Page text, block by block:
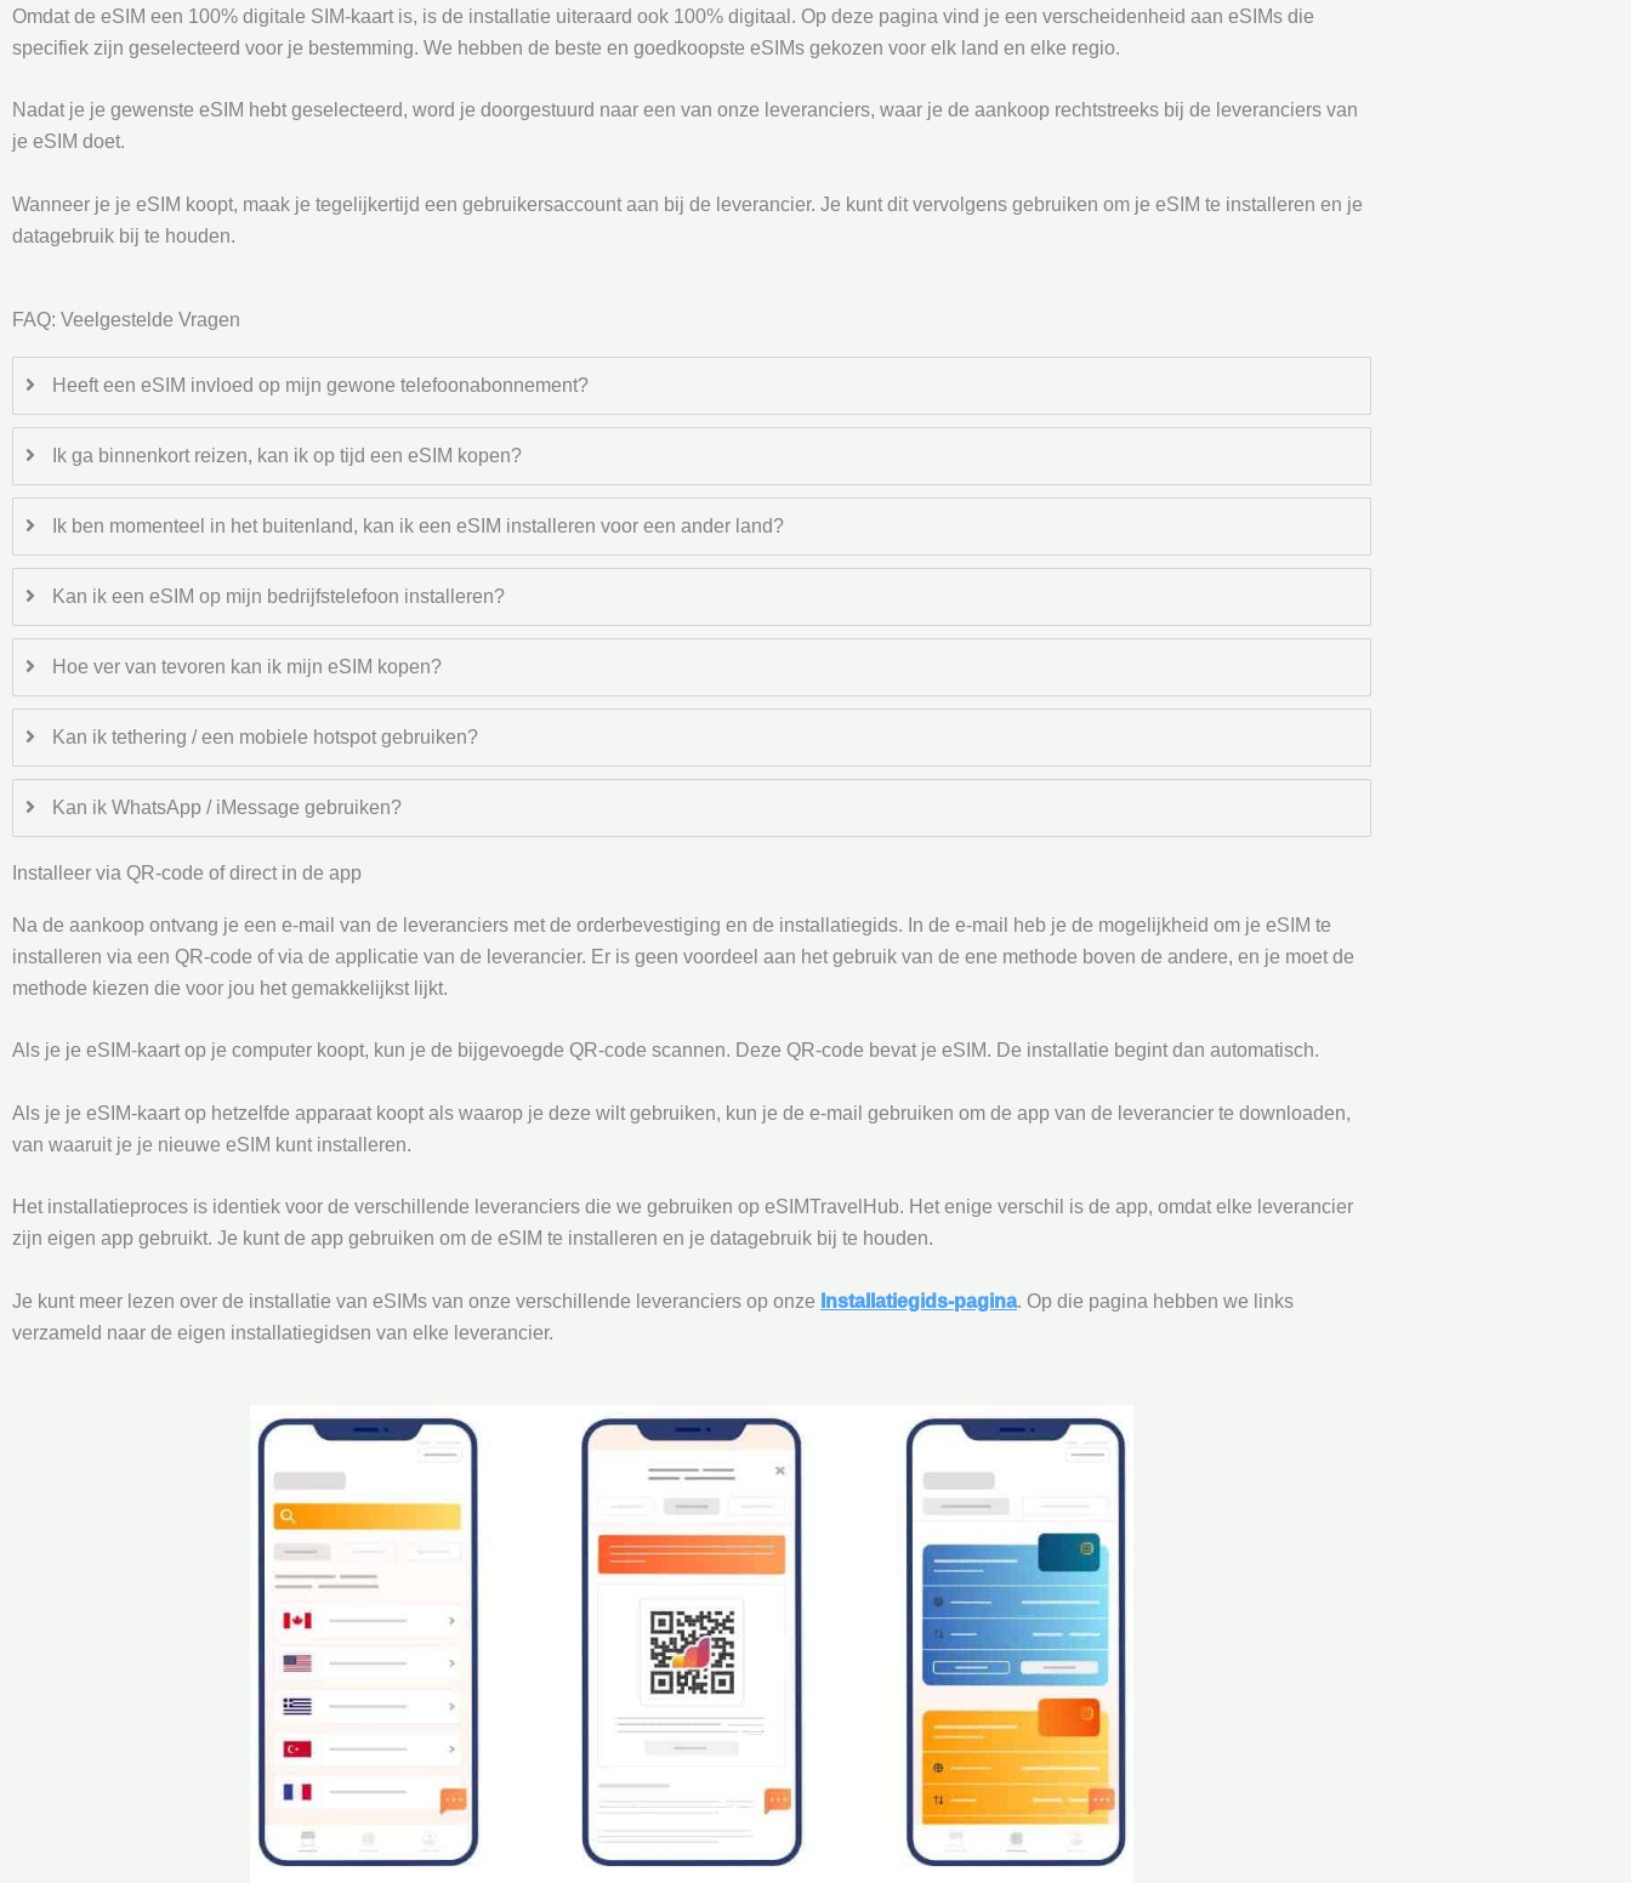
Omdat de eSIM een 100% digitale SIM-kaart is, is de installatie uiteraard ook 100% digitaal. Op deze pagina vind je een verscheidenheid aan eSIMs die
specifiek zijn geselecteerd voor je bestemming. We hebben de beste en goedkoopste eSIMs gekozen voor elk land en elke regio.
Nadat je je gewenste eSIM hebt geselecteerd, word je doorgestuurd naar een van onze leveranciers, waar je de aankoop rechtstreeks bij de leveranciers van
je eSIM doet.
Wanneer je je eSIM koopt, maak je tegelijkertijd een gebruikersaccount aan bij de leverancier. Je kunt dit vervolgens gebruiken om je eSIM te installeren en je
datagebruik bij te houden.
FAQ: Veelgestelde Vragen
Heeft een eSIM invloed op mijn gewone telefoonabonnement?
Ik ga binnenkort reizen, kan ik op tijd een eSIM kopen?
Ik ben momenteel in het buitenland, kan ik een eSIM installeren voor een ander land?
Kan ik een eSIM op mijn bedrijfstelefoon installeren?
Hoe ver van tevoren kan ik mijn eSIM kopen?
Kan ik tethering / een mobiele hotspot gebruiken?
Kan ik WhatsApp / iMessage gebruiken?
Installeer via QR-code of direct in de app
Na de aankoop ontvang je een e-mail van de leveranciers met de orderbevestiging en de installatiegids. In de e-mail heb je de mogelijkheid om je eSIM te
installeren via een QR-code of via de applicatie van de leverancier. Er is geen voordeel aan het gebruik van de ene methode boven de andere, en je moet de
methode kiezen die voor jou het gemakkelijkst lijkt.
Als je je eSIM-kaart op je computer koopt, kun je de bijgevoegde QR-code scannen. Deze QR-code bevat je eSIM. De installatie begint dan automatisch.
Als je je eSIM-kaart op hetzelfde apparaat koopt als waarop je deze wilt gebruiken, kun je de e-mail gebruiken om de app van de leverancier te downloaden,
van waaruit je je nieuwe eSIM kunt installeren.
Het installatieproces is identiek voor de verschillende leveranciers die we gebruiken op eSIMTravelHub. Het enige verschil is de app, omdat elke leverancier
zijn eigen app gebruikt. Je kunt de app gebruiken om de eSIM te installeren en je datagebruik bij te houden.
Je kunt meer lezen over de installatie van eSIMs van onze verschillende leveranciers op onze Installatiegids-pagina. Op die pagina hebben we links
verzameld naar de eigen installatiegidsen van elke leverancier.